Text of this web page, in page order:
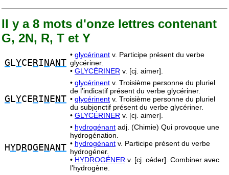
Il y a 8 mots d'onze lettres contenant
G, 2N, R, T et Y
G LYCE RI NANT
• glycérinant v. Participe présent du verbe
glycériner.
• GLYCÉRINER v. [cj. aimer].
G LYCE RI N E NT
• glycérinent v. Troisième personne du pluriel
de l’indicatif présent du verbe glycériner.
• glycérinent v. Troisième personne du pluriel
du subjonctif présent du verbe glycériner.
• GLYCÉRINER v. [cj. aimer].
HYD ROG E NANT
• hydrogénant adj. (Chimie) Qui provoque une
hydrogénation.
• hydrogénant v. Participe présent du verbe
hydrogéner.
• HYDROGÉNER v. [cj. céder]. Combiner avec
l’hydrogène.